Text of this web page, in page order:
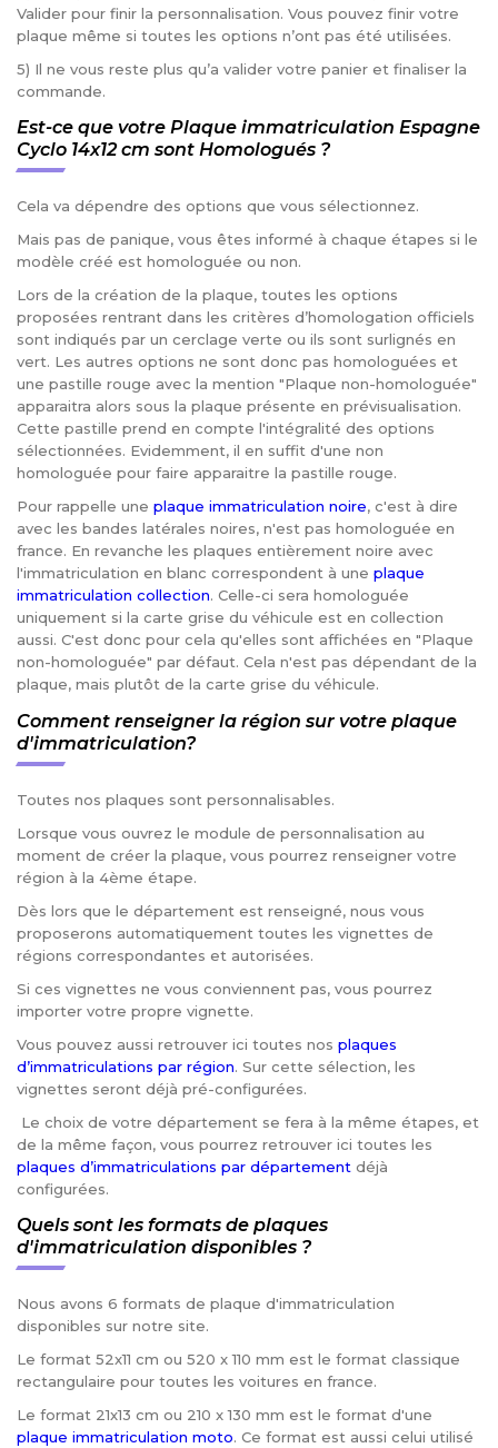
Valider pour finir la personnalisation. Vous pouvez finir votre
plaque même si toutes les options n’ont pas été utilisées.
5) Il ne vous reste plus qu’a valider votre panier et finaliser la
commande.
Est-ce que votre Plaque immatriculation Espagne
Cyclo 14x12 cm sont Homologués ?
Cela va dépendre des options que vous sélectionnez.
Mais pas de panique, vous êtes informé à chaque étapes si le
modèle créé est homologuée ou non.
Lors de la création de la plaque, toutes les options
proposées rentrant dans les critères d’homologation officiels
sont indiqués par un cerclage verte ou ils sont surlignés en
vert. Les autres options ne sont donc pas homologuées et
une pastille rouge avec la mention "Plaque non-homologuée"
apparaitra alors sous la plaque présente en prévisualisation.
Cette pastille prend en compte l'intégralité des options
sélectionnées. Evidemment, il en suffit d'une non
homologuée pour faire apparaitre la pastille rouge.
Pour rappelle une plaque immatriculation noire, c'est à dire
avec les bandes latérales noires, n'est pas homologuée en
france. En revanche les plaques entièrement noire avec
l'immatriculation en blanc correspondent à une plaque
immatriculation collection. Celle-ci sera homologuée
uniquement si la carte grise du véhicule est en collection
aussi. C'est donc pour cela qu'elles sont affichées en "Plaque
non-homologuée" par défaut. Cela n'est pas dépendant de la
plaque, mais plutôt de la carte grise du véhicule.
Comment renseigner la région sur votre plaque
d'immatriculation?
Toutes nos plaques sont personnalisables.
Lorsque vous ouvrez le module de personnalisation au
moment de créer la plaque, vous pourrez renseigner votre
région à la 4ème étape.
Dès lors que le département est renseigné, nous vous
proposerons automatiquement toutes les vignettes de
régions correspondantes et autorisées.
Si ces vignettes ne vous conviennent pas, vous pourrez
importer votre propre vignette.
Vous pouvez aussi retrouver ici toutes nos plaques
d’immatriculations par région. Sur cette sélection, les
vignettes seront déjà pré-configurées.
Le choix de votre département se fera à la même étapes, et
de la même façon, vous pourrez retrouver ici toutes les
plaques d’immatriculations par département déjà
configurées.
Quels sont les formats de plaques
d'immatriculation disponibles ?
Nous avons 6 formats de plaque d'immatriculation
disponibles sur notre site.
Le format 52x11 cm ou 520 x 110 mm est le format classique
rectangulaire pour toutes les voitures en france.
Le format 21x13 cm ou 210 x 130 mm est le format d'une
plaque immatriculation moto. Ce format est aussi celui utilisé